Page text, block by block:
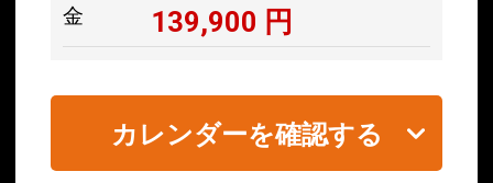
金
139,900 円
カレンダーを確認する